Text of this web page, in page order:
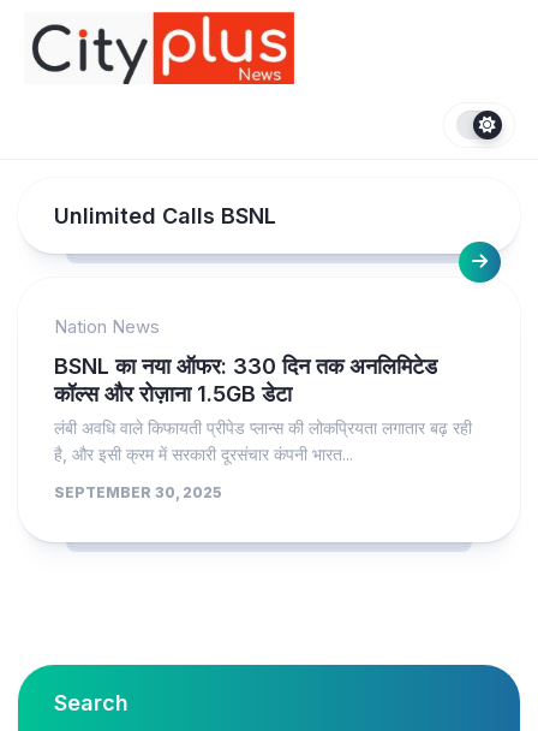
content
Unlimited Calls BSNL
Nation News
BSNL का नया ऑफर: 330 दिन तक अनलिमिटेड
कॉल्स और रोज़ाना 1.5GB डेटा
लंबी अवधि वाले किफायती प्रीपेड प्लान्स की लोकप्रियता लगातार बढ़ रही
है, और इसी क्रम में सरकारी दूरसंचार कंपनी भारत...
SEPTEMBER 30, 2025
Search